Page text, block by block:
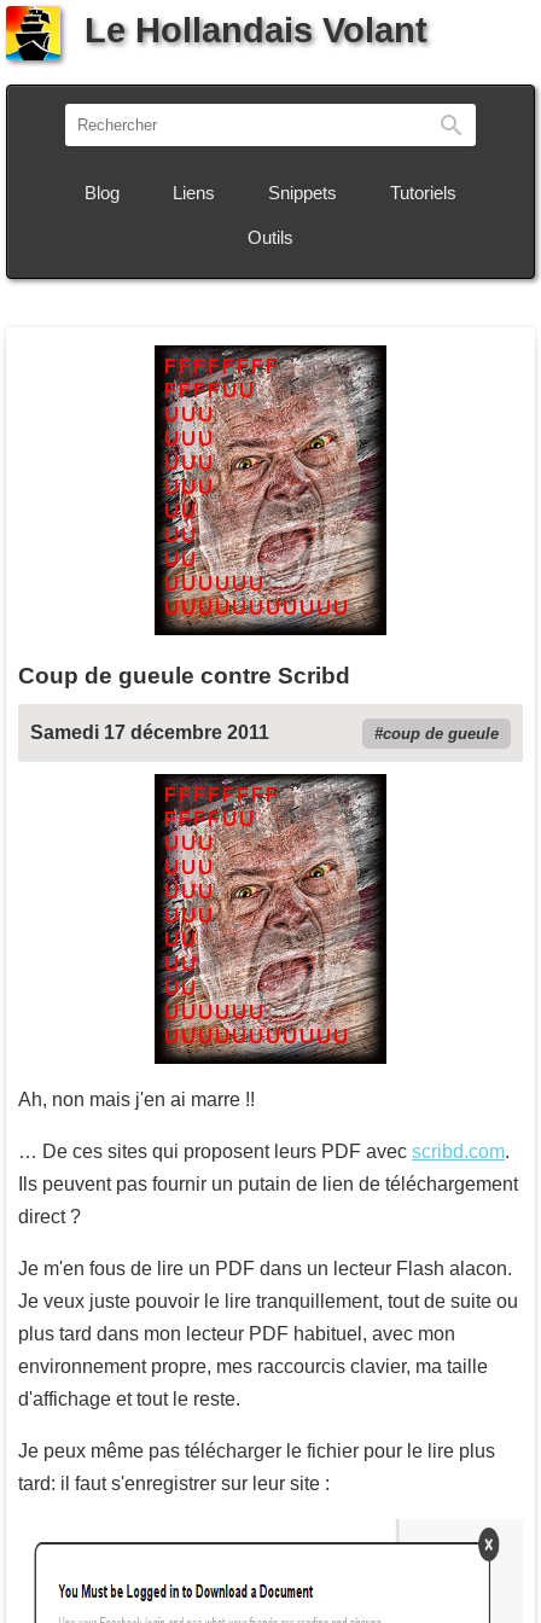
Le Hollandais Volant
Blog Liens Snippets Tutoriels
Outils
Coup de gueule contre Scribd
Samedi 17 décembre 2011 coup de gueule
Ah, non mais j'en ai marre !!
… De ces sites qui proposent leurs PDF avec scribd.com.
Ils peuvent pas fournir un putain de lien de téléchargement
direct ?
Je m'en fous de lire un PDF dans un lecteur Flash alacon.
Je veux juste pouvoir le lire tranquillement, tout de suite ou
plus tard dans mon lecteur PDF habituel, avec mon
environnement propre, mes raccourcis clavier, ma taille
d'affichage et tout le reste.
Je peux même pas télécharger le fichier pour le lire plus
tard: il faut s'enregistrer sur leur site :